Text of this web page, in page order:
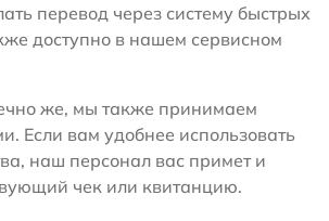
перевод через систему быстрых
доступно в нашем сервисном
же, мы также принимаем
Если вам удобнее использовать
наш персонал вас примет и
чек или квитанцию.